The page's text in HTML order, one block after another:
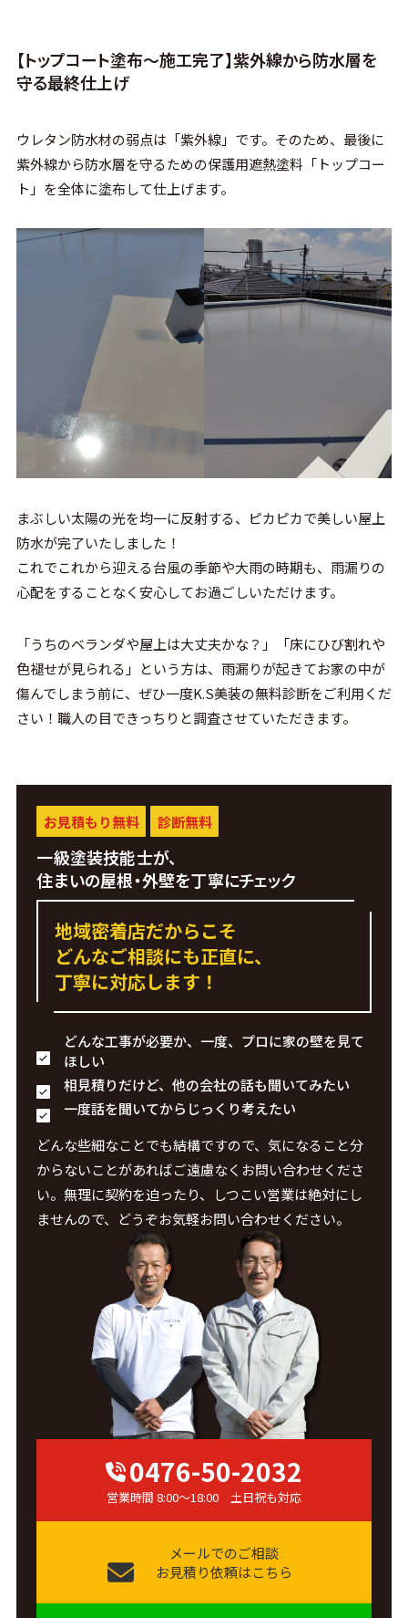
【トップコート塗布〜施工完了】紫外線から防水層を
守る最終仕上げ
ウレタン防水材の弱点は「紫外線」です。そのため、最後に
紫外線から防水層を守るための保護用遮熱塗料「トップコー
ト」を全体に塗布して仕上げます。
まぶしい太陽の光を均一に反射する、ピカピカで美しい屋上
防水が完了いたしました！
これでこれから迎える台風の季節や大雨の時期も、雨漏りの
心配をすることなく安心してお過ごしいただけます。
「うちのベランダや屋上は大丈夫かな？」「床にひび割れや
色褪せが見られる」という方は、雨漏りが起きてお家の中が
傷んでしまう前に、ぜひ一度K.S美装の無料診断をご利用くだ
さい！職人の目できっちりと調査させていただきます。
お見積もり無料 診断無料
一級塗装技能士が、
住まいの屋根・外壁を丁寧にチェック
地域密着店だからこそ
どんなご相談にも正直に、
丁寧に対応します！
どんな工事が必要か、一度、プロに家の壁を見て
ほしい
相見積りだけど、他の会社の話も聞いてみたい
一度話を聞いてからじっくり考えたい
どんな些細なことでも結構ですので、気になること分
からないことがあればご遠慮なくお問い合わせくださ
い。無理に契約を迫ったり、しつこい営業は絶対にし
ませんので、どうぞお気軽お問い合わせください。
0476-50-2032
営業時間 8:00～18:00 土日祝も対応
メールでのご相談
お見積り依頼はこちら